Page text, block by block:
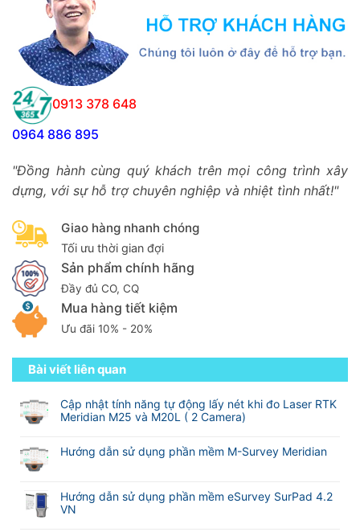
0913 378 648
0964 886 895
"Đồng hành cùng quý khách trên mọi công trình xây
dựng, với sự hỗ trợ chuyên nghiệp và nhiệt tình nhất!"
Giao hàng nhanh chóng
Tối ưu thời gian đợi
Sản phẩm chính hãng
Đầy đủ CO, CQ
Mua hàng tiết kiệm
Ưu đãi 10% - 20%
Bài viết liên quan
Cập nhật tính năng tự động lấy nét khi đo Laser RTK
Meridian M25 và M20L ( 2 Camera)
có
bình
Cập
nhật
Hướng dẫn sử dụng phần mềm M-Survey Meridian
bình
luận
Hướng dẫn sử dụng phần mềm eSurvey SurPad 4.2
VN